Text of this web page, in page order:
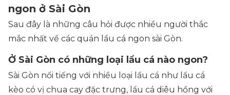
ngon ở Sài Gòn
Sau đây là những câu hỏi được nhiều người thắc
mắc nhất về các quán lẩu cá ngon sài Gòn.
Ở Sài Gòn có những loại lẩu cá nào ngon?
Sài Gòn nổi tiếng với nhiều loại lẩu cá như lẩu cá
kèo có vị chua cay đặc trưng, lẩu cá diêu hồng với